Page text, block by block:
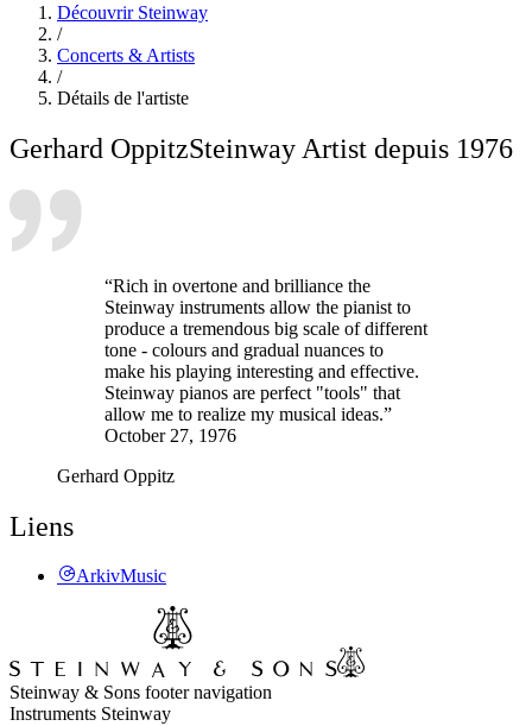
Découvrir Steinway
/
Concerts & Artists
/
Détails de l'artiste
Gerhard OppitzSteinway Artist depuis 1976
“Rich in overtone and brilliance the
Steinway instruments allow the pianist to
produce a tremendous big scale of different
tone - colours and gradual nuances to
make his playing interesting and effective.
Steinway pianos are perfect "tools" that
allow me to realize my musical ideas.”
October 27, 1976
Gerhard Oppitz
Liens
ArkivMusic
Steinway & Sons footer navigation
Instruments Steinway